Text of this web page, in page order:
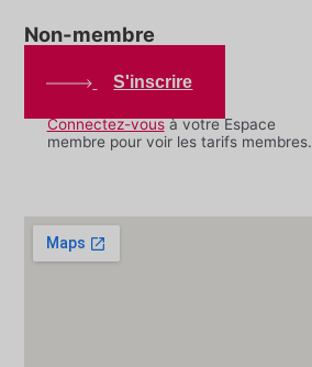
Non-membre
S'inscrire
Connectez-vousà votre Espace
membre pour voir les tarifs membres.